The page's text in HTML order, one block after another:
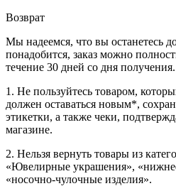
Возврат
Мы надеемся, что вы останетесь
понадобится, заказ можно
течение 30 дней со дня получения.
1. Не пользуйтесь товаром,
должен оставаться новым*,
этикетки, а также чеки,
магазине.
2. Нельзя вернуть товары из
«Ювелирные украшения»,
«носочно-чулочные изделия».